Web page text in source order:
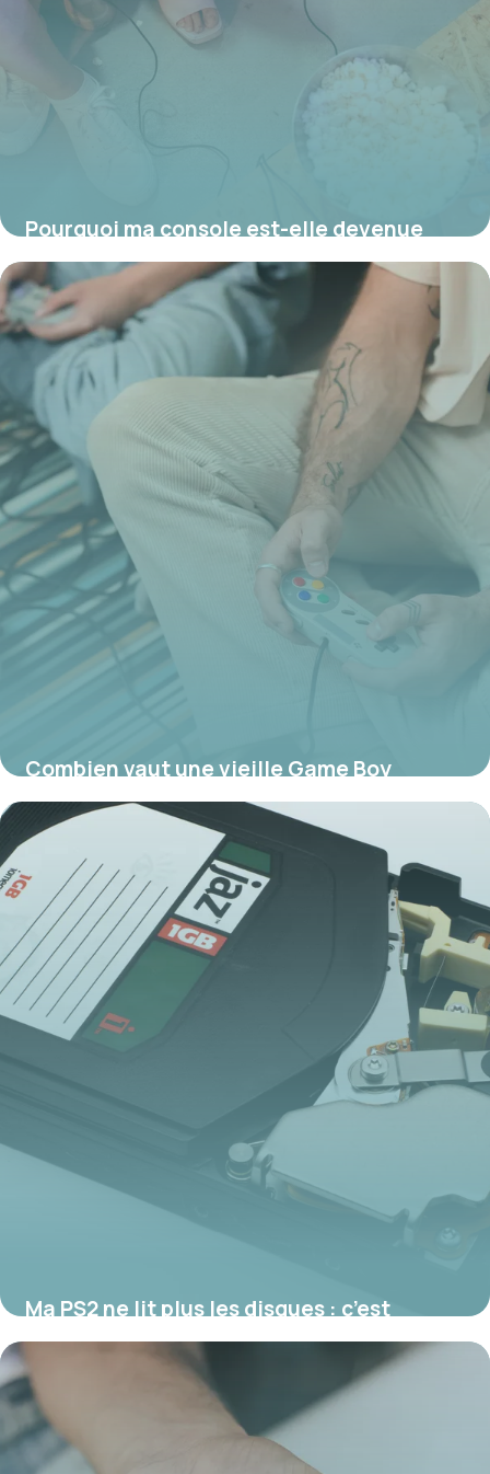
Pourquoi ma console est-elle devenue
jaune et comment la blanchir ?
17 juillet 2026
Combien vaut une vieille Game Boy
aujourd’hui ?
17 juillet 2026
Ma PS2 ne lit plus les disques : c’est
réparable ?
17 juillet 2026